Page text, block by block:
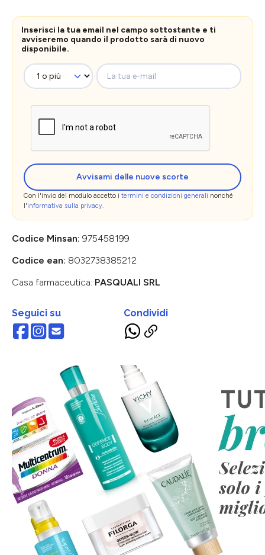
Inserisci la tua email nel campo sottostante e ti
avviseremo quando il prodotto sarà di nuovo
disponibile.
La tua e-mail
Avvisami delle nuove scorte
Con l'invio del modulo accetto i termini e condizioni generali nonché
l'informativa sulla privacy.
Codice Minsan: 975458199
Codice ean: 8032738385212
Casa farmaceutica: PASQUALI SRL
Seguici su Condividi